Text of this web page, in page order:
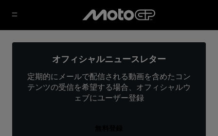
オフィシャルニュースレター
定期的にメールで配信される動画を含めたコン
テンツの受信を希望する場合、オフィシャルウ
ェブにユーザー登録